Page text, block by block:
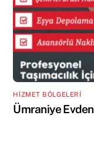
HİZMET BÖLGELERİ
Ümraniye